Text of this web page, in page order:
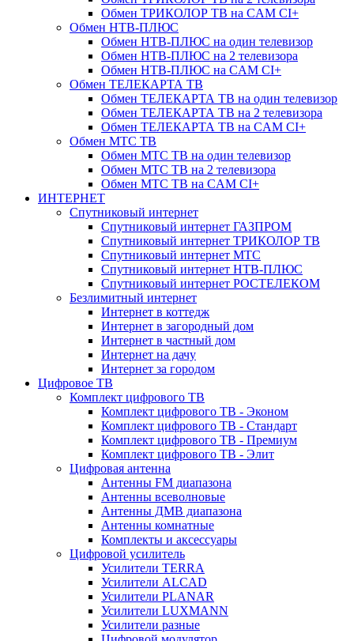
Обмен ТРИКОЛОР ТВ на CAM CI+
Обмен НТВ-ПЛЮС
Обмен НТВ-ПЛЮС на один телевизор
Обмен НТВ-ПЛЮС на 2 телевизора
Обмен НТВ-ПЛЮС на CAM CI+
Обмен ТЕЛЕКАРТА ТВ
Обмен ТЕЛЕКАРТА ТВ на один телевизор
Обмен ТЕЛЕКАРТА ТВ на 2 телевизора
Обмен ТЕЛЕКАРТА ТВ на CAM CI+
Обмен МТС ТВ
Обмен МТС ТВ на один телевизор
Обмен МТС ТВ на 2 телевизора
Обмен МТС ТВ на CAM CI+
ИНТЕРНЕТ
Спутниковый интернет
Спутниковый интернет ГАЗПРОМ
Спутниковый интернет ТРИКОЛОР ТВ
Спутниковый интернет МТС
Спутниковый интернет НТВ-ПЛЮС
Спутниковый интернет РОСТЕЛЕКОМ
Безлимитный интернет
Интернет в коттедж
Интернет в загородный дом
Интернет в частный дом
Интернет на дачу
Интернет за городом
Цифровое ТВ
Комплект цифрового ТВ
Комплект цифрового ТВ - Эконом
Комплект цифрового ТВ - Стандарт
Комплект цифрового ТВ - Премиум
Комплект цифрового ТВ - Элит
Цифровая антенна
Антенны FM диапазона
Антенны всеволновые
Антенны ДМВ диапазона
Антенны комнатные
Комплекты и аксессуары
Цифровой усилитель
Усилители TERRA
Усилители ALCAD
Усилители PLANAR
Усилители LUXMANN
Усилители разные